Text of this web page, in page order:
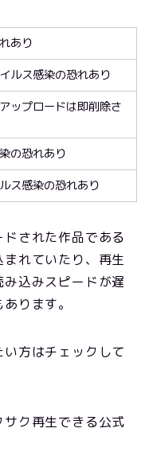
あり
ルス感染の恐れあり
ップロードは即削除さ
の恐れあり
ス感染の恐れあり
された作品である
れていたり、再生
込みスピードが遅
ります。
方はチェックして
ク再生できる公式